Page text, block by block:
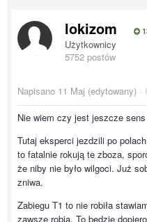
lokizom
Użytkownicy
5752 postów
Napisano 11 Maj (edytowany) ·
Nie wiem czy jest jeszcze
Tutaj eksperci jezdzili po
to fatalnie rokują te zboza,
że niby nie było wilgoci. Już
zniwa.
Zabiegu T1 to nie robiła
zawsze robia. To będzie